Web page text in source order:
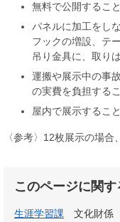
無料で公開すること
パネルに加工をしな
フックの増設、テ
吊り金具に、取り
運搬や展示中の事
の実費を負担するこ
屋内で展示すること
〈参考〉12枚展示の場合
このページに関
生涯学習課
文化財係